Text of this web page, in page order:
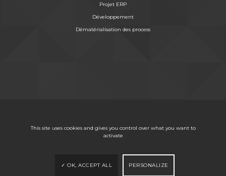
Projet ERP
Développement
Dématérialisation des process
This site uses cookies and gives you control over what you want to
activate
OK, ACCEPT ALL PERSONALIZE